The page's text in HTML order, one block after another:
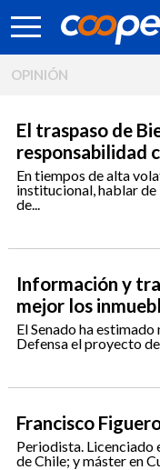
Síguenos:
OPINIÓN
El traspaso de
responsabilidad
En tiempos de alta
institucional, hablar
de...
Información y
mejor los
El Senado ha
Defensa el proyecto
Francisco
Periodista. Licenciado
de Chile; y máster en